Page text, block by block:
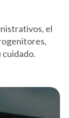
el
cuidado.